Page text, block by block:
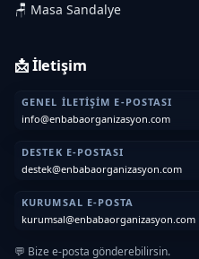
🪑 Masa Sandalye
📩 İletişim
GENEL İLETIŞIM E-POSTASI
info@enbabaorganizasyon.com
DESTEK E-POSTASI
destek@enbabaorganizasyon.com
KURUMSAL E-POSTA
kurumsal@enbabaorganizasyon.com
💬 Bize e-posta gönderebilirsin.